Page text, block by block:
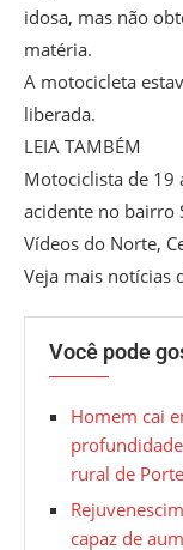
idosa, mas não
matéria.
A motocicleta
liberada.
LEIA TAMBÉM
Motociclista de 19
acidente no bairro
Vídeos do Norte,
Veja mais notícias
Você pode
Homem cai
rural de
capaz de